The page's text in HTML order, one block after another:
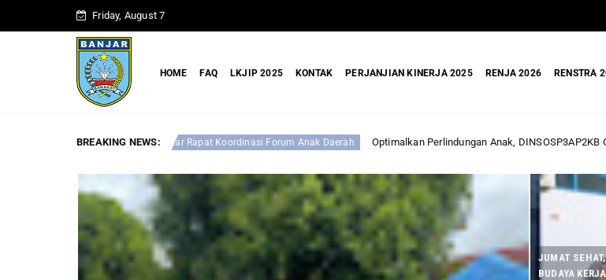
Friday, August 7
HOME FAQ LKJIP 2025 KONTAK PERJANJIAN KINERJA 2025 RENJA 2026 RENSTRA
BREAKING NEWS:
Gelar Rapat Koordinasi Forum Anak Daerah Optimalkan Perlindungan Anak, DINSOSP3AP2KB Gelar Monev PATBM di
JUMAT
BUDAYA